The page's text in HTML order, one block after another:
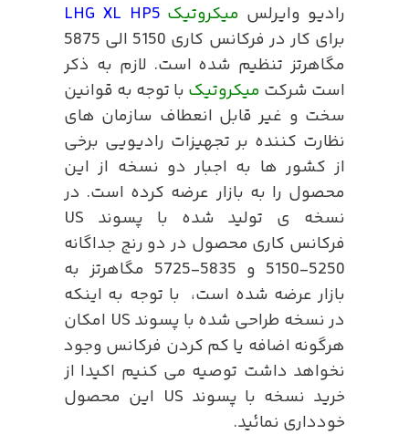
رادیو وایرلس میکروتیک
برای کار در فرکانس کاری 5150 الی 5875
مگاهرتز تنظیم شده است. لازم به ذکر
است شرکت میکروتیک با توجه به قوانین
سخت و غیر قابل انعطاف سازمان های
نظارت کننده بر تجهیزات رادیویی برخی
از کشور ها به اجبار دو نسخه از این
محصول را به بازار عرضه کرده است. در
نسخه ی تولید شده با پسوند US
فرکانس کاری محصول در دو رنج جداگانه
5250-5150 و 5835-5725 مگاهرتز به
بازار عرضه شده است، با توجه به اینکه
در نسخه طراحی شده با پسوند US امکان
هرگونه اضافه یا کم کردن فرکانس وجود
نخواهد داشت توصیه می کنیم اکیدا از
خرید نسخه با پسوند US این محصول
خودداری نمائید.